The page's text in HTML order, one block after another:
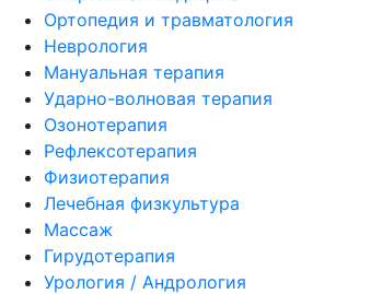
Ортопедия и травматология
Неврология
Мануальная терапия
Ударно-волновая терапия
Озонотерапия
Рефлексотерапия
Физиотерапия
Лечебная физкультура
Массаж
Гирудотерапия
Урология / Андрология